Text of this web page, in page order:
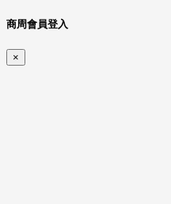
商周會員登入
×